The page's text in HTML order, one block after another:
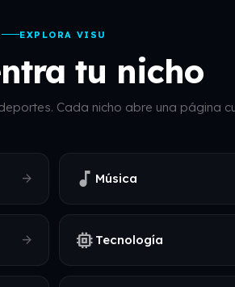
EXPLORA VISU
tu nicho
Cada nicho abre una página
arrow_forward music_note Música
arrow_forward memory Tecnología